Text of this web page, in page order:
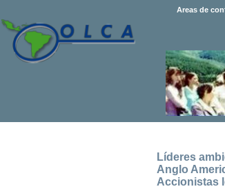
Areas de
Líderes
Anglo
Accionistas